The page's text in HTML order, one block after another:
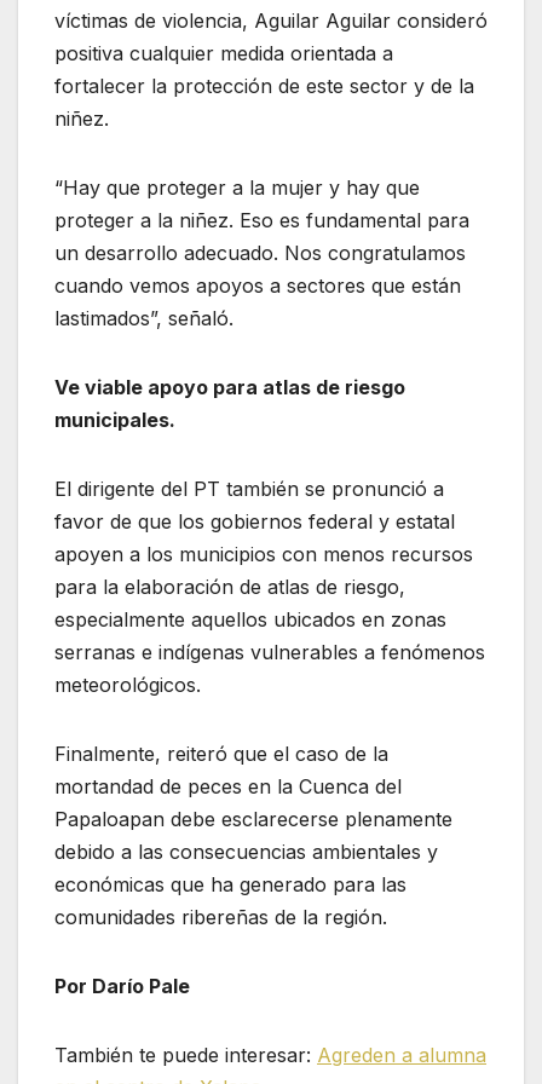
víctimas de violencia, Aguilar Aguilar consideró
positiva cualquier medida orientada a
fortalecer la protección de este sector y de la
niñez.
“Hay que proteger a la mujer y hay que
proteger a la niñez. Eso es fundamental para
un desarrollo adecuado. Nos congratulamos
cuando vemos apoyos a sectores que están
lastimados”, señaló.
Ve viable apoyo para atlas de riesgo
municipales.
El dirigente del PT también se pronunció a
favor de que los gobiernos federal y estatal
apoyen a los municipios con menos recursos
para la elaboración de atlas de riesgo,
especialmente aquellos ubicados en zonas
serranas e indígenas vulnerables a fenómenos
meteorológicos.
Finalmente, reiteró que el caso de la
mortandad de peces en la Cuenca del
Papaloapan debe esclarecerse plenamente
debido a las consecuencias ambientales y
económicas que ha generado para las
comunidades ribereñas de la región.
Por Darío Pale
También te puede interesar: Agreden a alumna